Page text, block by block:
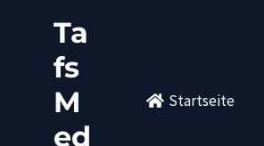
springen
Ta
fs
M
ed
Startseite